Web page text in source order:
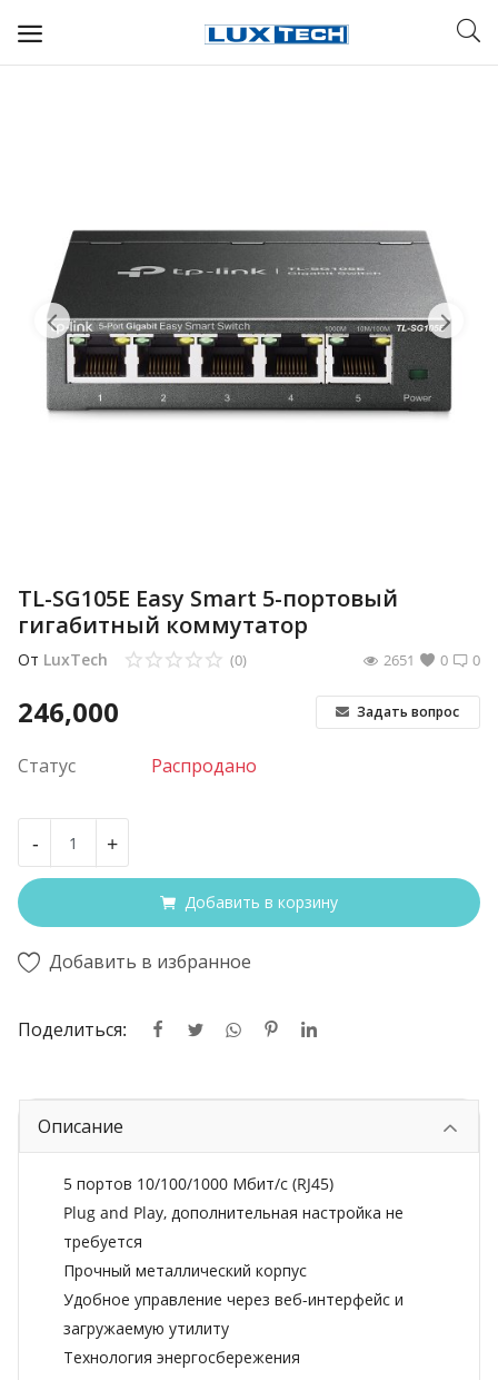
ДЛЯ ОПЕРАТОРОВ СВЯЗИ
Прочее
Избранное
Контакты
TL-SG105E Easy Smart 5-портовый
гигабитный коммутатор
От LuxTech 0
(0) 0
2651
246,000 Задать вопрос
Статус Распродано
- +
Добавить в корзину
Добавить в избранное
Поделиться:
Описание
5 портов 10/100/1000 Мбит/с (RJ45)
Plug and Play, дополнительная настройка не
требуется
Прочный металлический корпус
Удобное управление через веб-интерфейс и
загружаемую утилиту
Технология энергосбережения